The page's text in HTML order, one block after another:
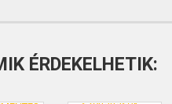
ÉRDEKELHETIK: